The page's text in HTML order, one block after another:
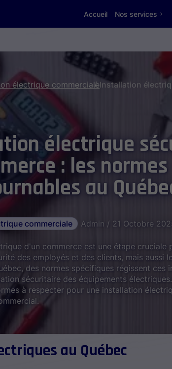
Accueil Nos services
électrique commerciale
électrique
: les normes
au
commerciale Admin / 21 Octobre
d'un commerce est une étape cruciale
des employés et des clients, mais aussi
des normes spécifiques régissent ces
sécuritaire des équipements
à respecter pour une installation
au Québec